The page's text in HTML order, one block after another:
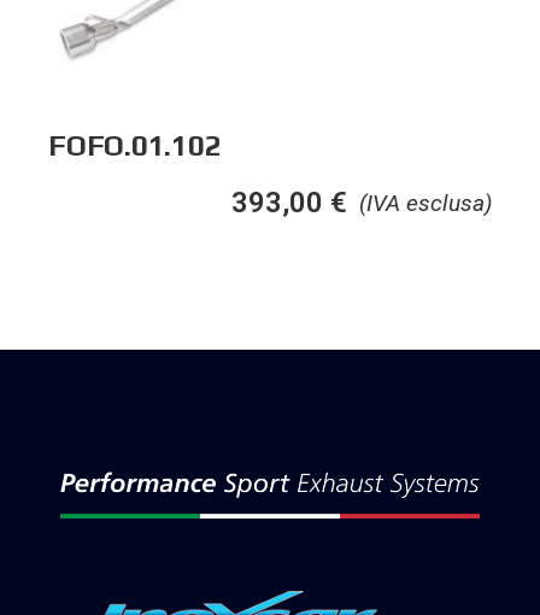
FOFO.01.102
(IVA esclusa)
393,00 €